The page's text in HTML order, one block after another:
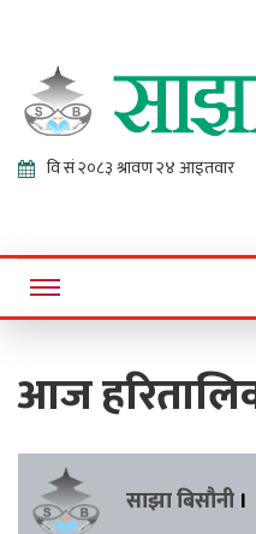
Online News Portal
आज
साझा बिसौनी ।